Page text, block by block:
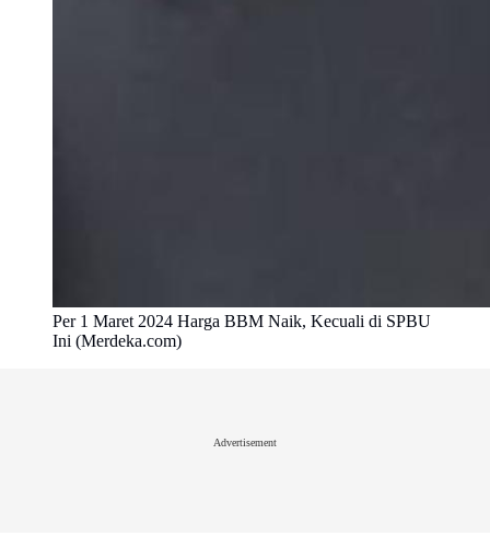
Per 1 Maret 2024 Harga BBM Naik, Kecuali di SPBU
Ini (Merdeka.com)
Advertisement